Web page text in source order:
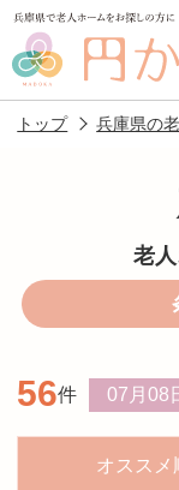
老人ホームを
老人ホームの種類
スタッフ紹介
トップ 兵庫県の
老
56件 07月08
オススメ